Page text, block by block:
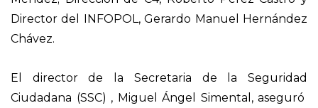
Director del INFOPOL, Gerardo Manuel Hernández
Chávez.
El director de la Secretaria de la Seguridad
Ciudadana (SSC) , Miguel Ángel Simental, aseguró